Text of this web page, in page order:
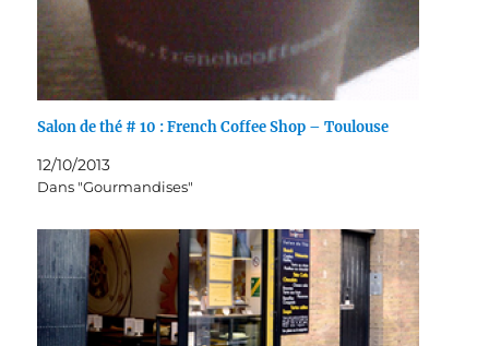
Salon de thé # 10 : French Coffee Shop – Toulouse
12/10/2013
Dans "Gourmandises"